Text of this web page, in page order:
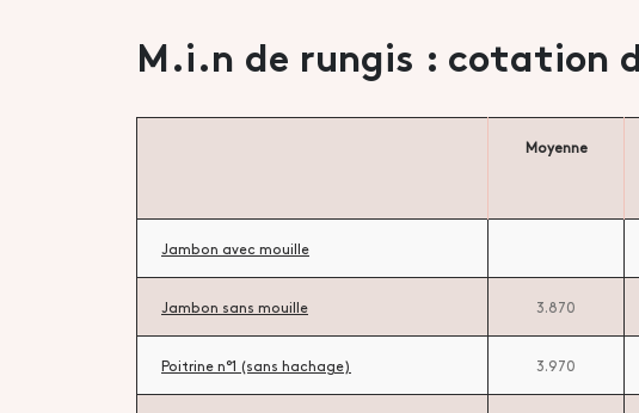
M.i.n de rungis : cotation
Moyenne
Jambon avec mouille
Jambon sans mouille 3.870
Poitrine n°1 (sans hachage) 3.970